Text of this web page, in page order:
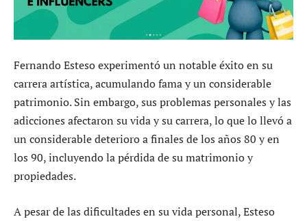
Fernando Esteso experimentó un notable éxito en su
carrera artística, acumulando fama y un considerable
patrimonio. Sin embargo, sus problemas personales y las
adicciones afectaron su vida y su carrera, lo que lo llevó a
un considerable deterioro a finales de los años 80 y en
los 90, incluyendo la pérdida de su matrimonio y
propiedades.
A pesar de las dificultades en su vida personal, Esteso